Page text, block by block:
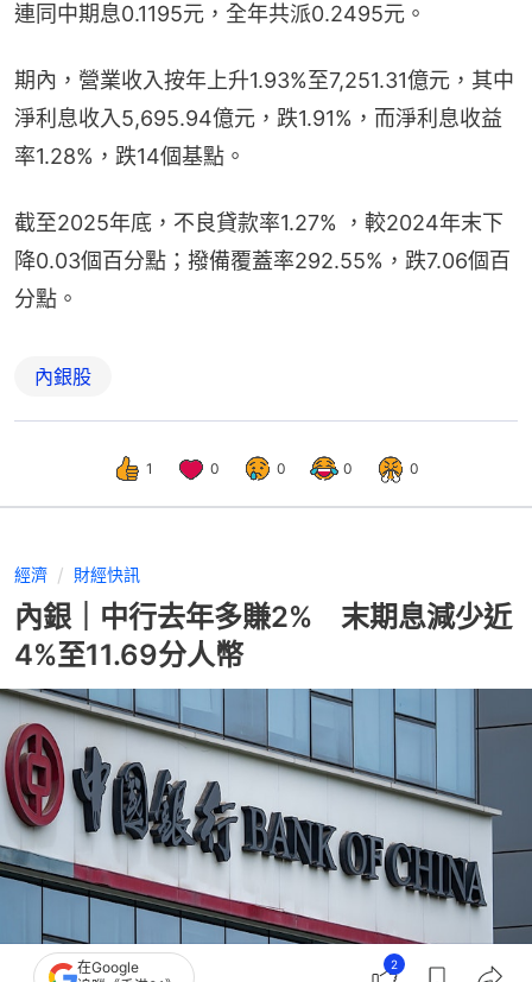
連同中期息0.1195元，全年共派0.2495元。
期內，營業收入按年上升1.93%至7,251.31億元，其中
淨利息收入5,695.94億元，跌1.91%，而淨利息收益
率1.28%，跌14個基點。
截至2025年底，不良貸款率1.27% ，較2024年末下
降0.03個百分點；撥備覆蓋率292.55%，跌7.06個百
分點。
內銀股
1 0 0 0 0
經濟 財經快訊
內銀｜中行去年多賺2% 末期息減少近
4%至11.69分人幣
在Google
2